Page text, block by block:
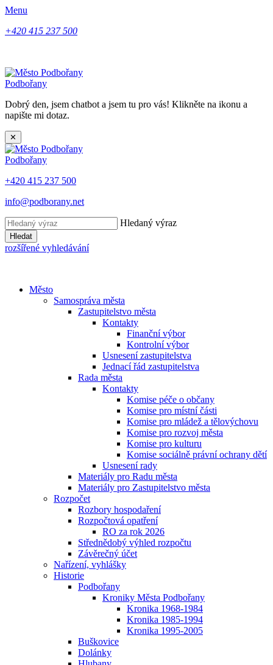
Menu
+420 415 237 500
Podbořany
Dobrý den, jsem chatbot a jsem tu pro vás! Klikněte na ikonu a
napište mi dotaz.
✕
Podbořany
+420 415 237 500
info@podborany.net
Hledaný výraz
Hledat
rozšířené vyhledávání
Město
Samospráva města
Zastupitelstvo města
Kontakty
Finanční výbor
Kontrolní výbor
Usnesení zastupitelstva
Jednací řád zastupitelstva
Rada města
Kontakty
Komise péče o občany
Komise pro místní části
Komise pro mládež a tělovýchovu
Komise pro rozvoj města
Komise pro kulturu
Komise sociálně právní ochrany dětí
Usnesení rady
Materiály pro Radu města
Materiály pro Zastupitelstvo města
Rozpočet
Rozbory hospodaření
Rozpočtová opatření
RO za rok 2026
Střednědobý výhled rozpočtu
Závěrečný účet
Nařízení, vyhlášky
Historie
Podbořany
Kroniky Města Podbořany
Kronika 1968-1984
Kronika 1985-1994
Kronika 1995-2005
Buškovice
Dolánky